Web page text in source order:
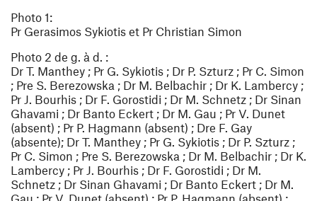
Photo 1:
Pr Gerasimos Sykiotis et Pr Christian Simon
Photo 2 de g. à d. :
Dr T. Manthey ; Pr G. Sykiotis ; Dr P. Szturz ; Pr C. Simon
; Pre S. Berezowska ; Dr M. Belbachir ; Dr K. Lambercy ;
Pr J. Bourhis ; Dr F. Gorostidi ; Dr M. Schnetz ; Dr Sinan
Ghavami ; Dr Banto Eckert ; Dr M. Gau ; Pr V. Dunet
(absent) ; Pr P. Hagmann (absent) ; Dre F. Gay
(absente); Dr T. Manthey ; Pr G. Sykiotis ; Dr P. Szturz ;
Pr C. Simon ; Pre S. Berezowska ; Dr M. Belbachir ; Dr K.
Lambercy ; Pr J. Bourhis ; Dr F. Gorostidi ; Dr M.
Schnetz ; Dr Sinan Ghavami ; Dr Banto Eckert ; Dr M.